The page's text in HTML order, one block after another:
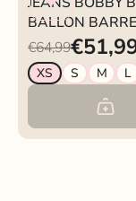
BALLON
€64,99
XS S M L